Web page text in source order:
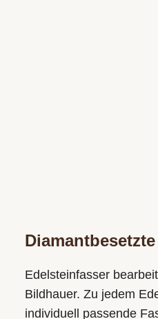
Edelsteinfasser
Bildhauer. Zu jedem
individuell passende